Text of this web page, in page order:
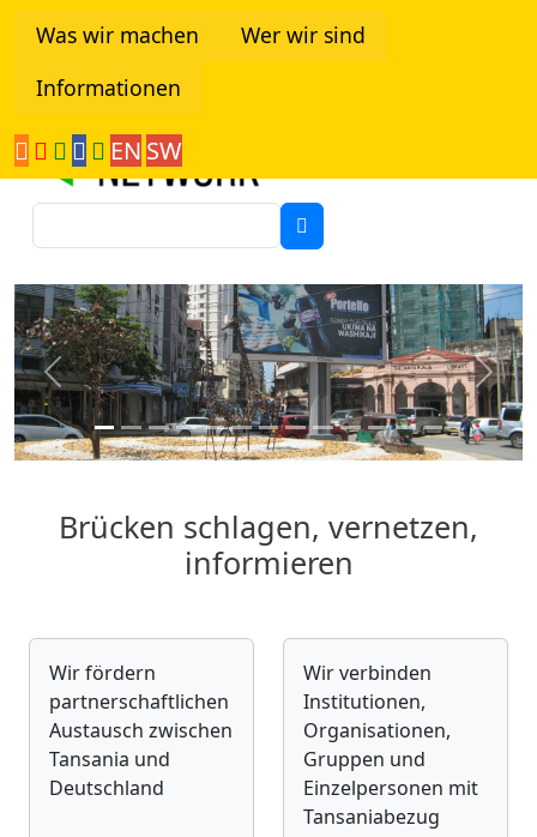
Was wir machen
Wer wir sind
Informationen
EN SW
Previous Next
Brücken schlagen, vernetzen,
informieren
Wir fördern
partnerschaftlichen
Austausch zwischen
Tansania und
Deutschland
Wir verbinden
Institutionen,
Organisationen,
Gruppen und
Einzelpersonen mit
Tansaniabezug